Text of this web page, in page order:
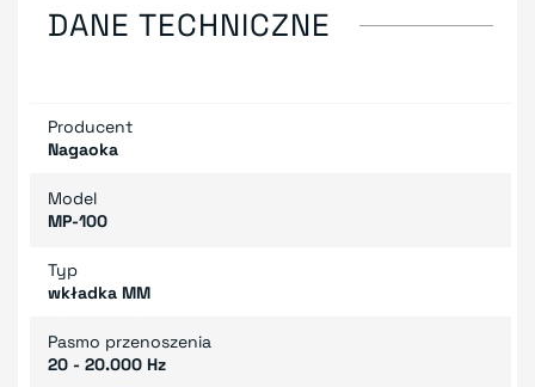
DANE TECHNICZNE
Producent
Nagaoka
Model
MP-100
Typ
wkładka MM
Pasmo przenoszenia
20 - 20.000 Hz